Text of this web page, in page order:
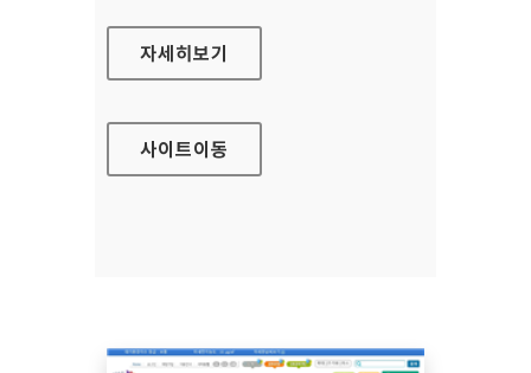
신한카드 개인 홈페이지
자세히보기
사이트이동